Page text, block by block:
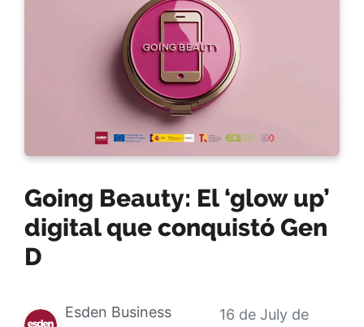
Going Beauty: El ‘glow up’
digital que conquistó Gen
D
Esden Business
16 de July de